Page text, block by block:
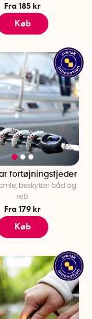
Fra 185 kr
Køb
fortøjningsfjeder
beskytter båd og
reb
Fra 179 kr
Køb